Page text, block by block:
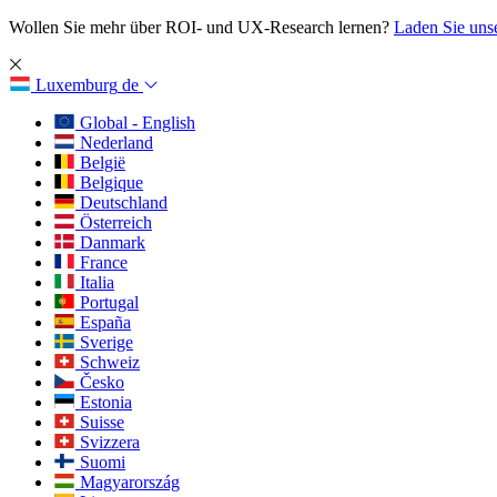
Wollen Sie mehr über ROI- und UX-Research lernen? Laden Sie
Luxemburg de
Global - English
Nederland
België
Belgique
Deutschland
Österreich
Danmark
France
Italia
Portugal
España
Sverige
Schweiz
Česko
Estonia
Suisse
Svizzera
Suomi
Magyarország